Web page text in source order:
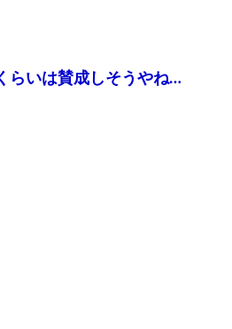
らいは賛成しそうやね…